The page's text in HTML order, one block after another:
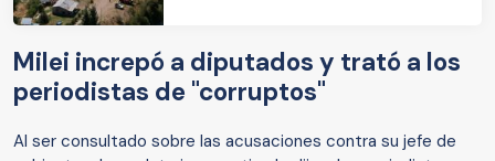
Milei increpó a diputados y trató a los
periodistas de "corruptos"
Al ser consultado sobre las acusaciones contra su jefe de